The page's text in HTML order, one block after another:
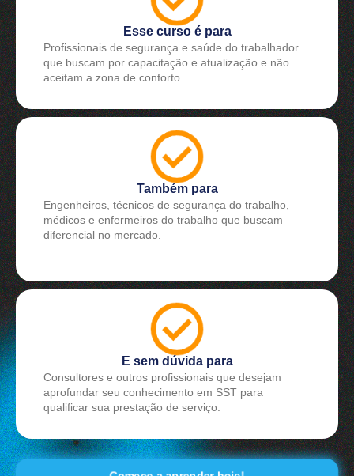
Esse curso é para
Profissionais de segurança e saúde do trabalhador
que buscam por capacitação e atualização e não
aceitam a zona de conforto.
Também para
Engenheiros, técnicos de segurança do trabalho,
médicos e enfermeiros do trabalho que buscam
diferencial no mercado.
E sem dúvida para
Consultores e outros profissionais que desejam
aprofundar seu conhecimento em SST para
qualificar sua prestação de serviço.